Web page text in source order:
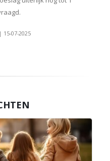
07-2025